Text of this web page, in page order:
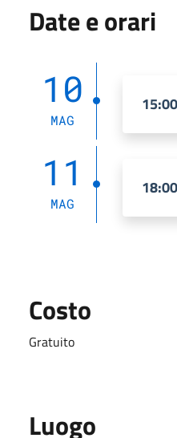
Date e orari
10
MAG
11
MAG
Costo
Gratuito
Luogo